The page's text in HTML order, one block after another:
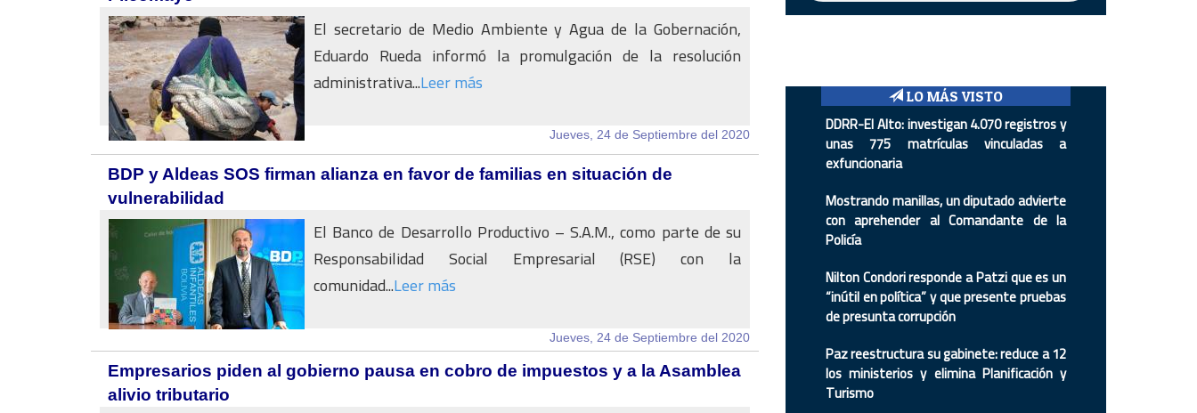
El secretario de Medio Ambiente y Agua de la Gobernación,
Eduardo Rueda informó la promulgación de la resolución
administrativa...Leer más
Jueves, 24 de Septiembre del 2020
BDP y Aldeas SOS firman alianza en favor de familias en situación de
vulnerabilidad
El Banco de Desarrollo Productivo – S.A.M., como parte de su
Responsabilidad Social Empresarial (RSE) con la
comunidad...Leer más
Jueves, 24 de Septiembre del 2020
Empresarios piden al gobierno pausa en cobro de impuestos y a la Asamblea
alivio tributario
LO MÁS VISTO
DDRR-El Alto: investigan 4.070 registros y
unas 775 matrículas vinculadas a
exfuncionaria
Mostrando manillas, un diputado advierte
con aprehender al Comandante de la
Policía
Nilton Condori responde a Patzi que es un
“inútil en política” y que presente pruebas
de presunta corrupción
Paz reestructura su gabinete: reduce a 12
los ministerios y elimina Planificación y
Turismo